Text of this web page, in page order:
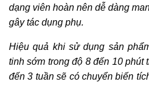
dạng viên hoàn nên dễ dàng
gây tác dụng phụ.
Hiệu quả khi sử dụng sản
tinh sớm trong độ 8 đến 10 phút
đến 3 tuần sẽ có chuyển biến